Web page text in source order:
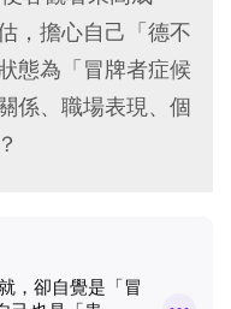
，擔心自己「德不
態為「冒牌者症候
係、職場表現、個